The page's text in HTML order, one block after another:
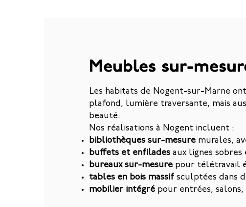
Meubles sur-
Les habitats de Nogent-sur-Marne
plafond, lumière traversante, mais
beauté.
Nos réalisations à Nogent incluent :
bibliothèques sur-mesure murales,
buffets et enfilades aux lignes
bureaux sur-mesure pour télétravail
tables en bois massif sculptées dans
mobilier intégré pour entrées,